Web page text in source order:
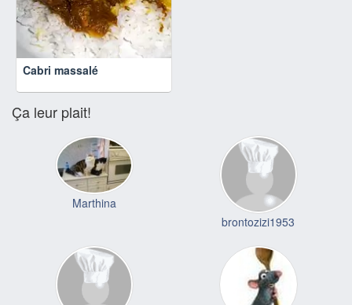
Cabri massalé
Ça leur plait!
Marthina
brontozizi1953